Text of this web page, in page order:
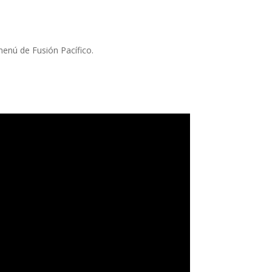
de Fusión Pacífico.